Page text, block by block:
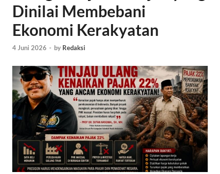
Dinilai Membebani
Ekonomi Kerakyatan
4 Juni 2026 - by Redaksi